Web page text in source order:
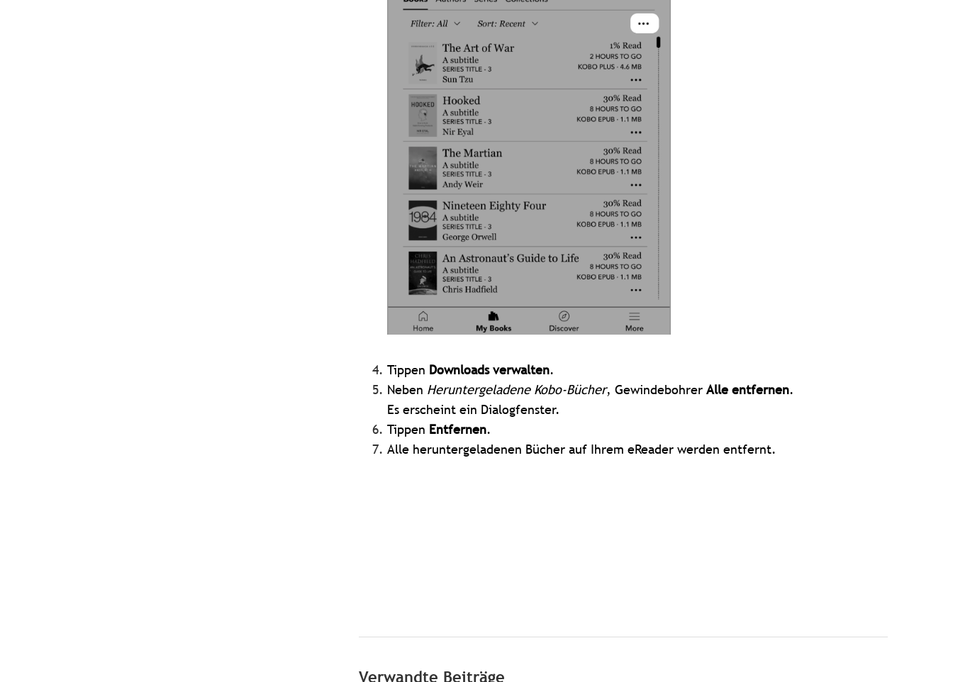
Tippen Downloads verwalten.
Neben Heruntergeladene Kobo-Bücher, Gewindebohrer Alle entfernen.
Es erscheint ein Dialogfenster.
Tippen Entfernen.
Alle heruntergeladenen Bücher auf Ihrem eReader werden entfernt.
Verwandte Beiträge